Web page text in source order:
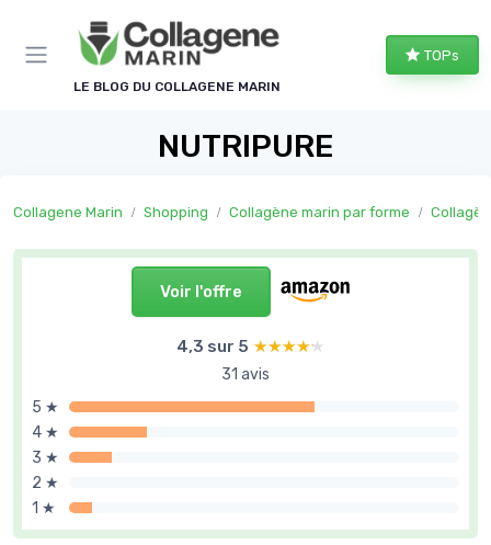
LE BLOG DU COLLAGENE MARIN
TOPs
NUTRIPURE
Collagene Marin Shopping Collagène marin par forme
Voir l'offre
4,3 sur 5 ★★★★★
★★★★★
31 avis
5 ★
4 ★
3 ★
2 ★
1 ★